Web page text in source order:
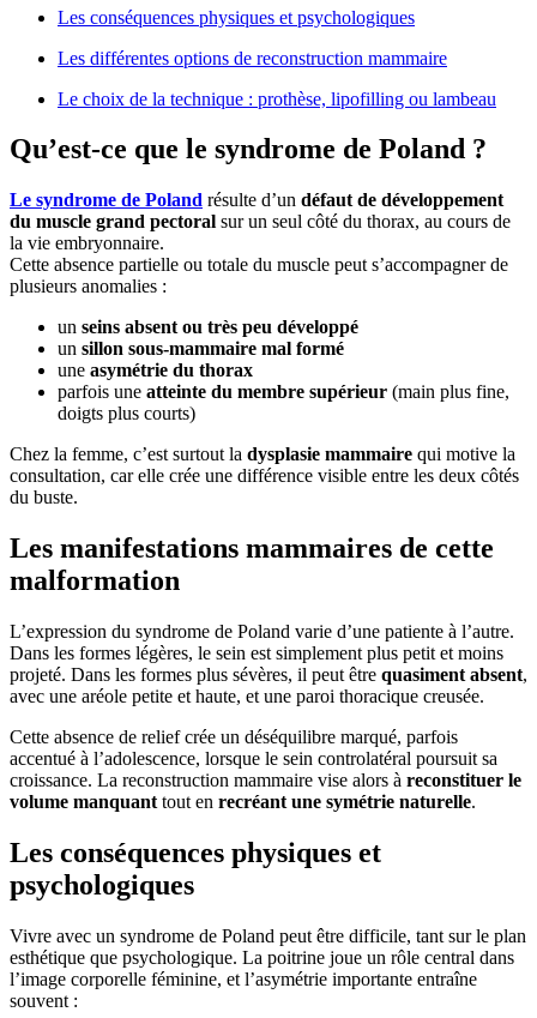
Les conséquences physiques et psychologiques
Les différentes options de reconstruction mammaire
Le choix de la technique : prothèse, lipofilling ou lambeau
Qu’est-ce que le syndrome de Poland ?
Le syndrome de Poland résulte d’un défaut de développement
du muscle grand pectoral sur un seul côté du thorax, au cours de
la vie embryonnaire.
Cette absence partielle ou totale du muscle peut s’accompagner de
plusieurs anomalies :
un seins absent ou très peu développé
un sillon sous-mammaire mal formé
une asymétrie du thorax
parfois une atteinte du membre supérieur (main plus fine,
doigts plus courts)
Chez la femme, c’est surtout la dysplasie mammaire qui motive la
consultation, car elle crée une différence visible entre les deux côtés
du buste.
Les manifestations mammaires de cette
malformation
L’expression du syndrome de Poland varie d’une patiente à l’autre.
Dans les formes légères, le sein est simplement plus petit et moins
projeté. Dans les formes plus sévères, il peut être quasiment absent,
avec une aréole petite et haute, et une paroi thoracique creusée.
Cette absence de relief crée un déséquilibre marqué, parfois
accentué à l’adolescence, lorsque le sein controlatéral poursuit sa
croissance. La reconstruction mammaire vise alors à reconstituer le
volume manquant tout en recréant une symétrie naturelle.
Les conséquences physiques et
psychologiques
Vivre avec un syndrome de Poland peut être difficile, tant sur le plan
esthétique que psychologique. La poitrine joue un rôle central dans
l’image corporelle féminine, et l’asymétrie importante entraîne
souvent :